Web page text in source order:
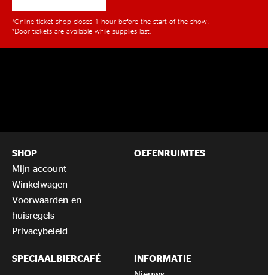
*Online ticket shop closes 1 hour before the start of the show.
*Door tickets are available while supplies last.
SHOP
Mijn account
Winkelwagen
Voorwaarden en
huisregels
Privacybeleid
OEFENRUIMTES
SPECIAALBIERCAFÉ
INFORMATIE